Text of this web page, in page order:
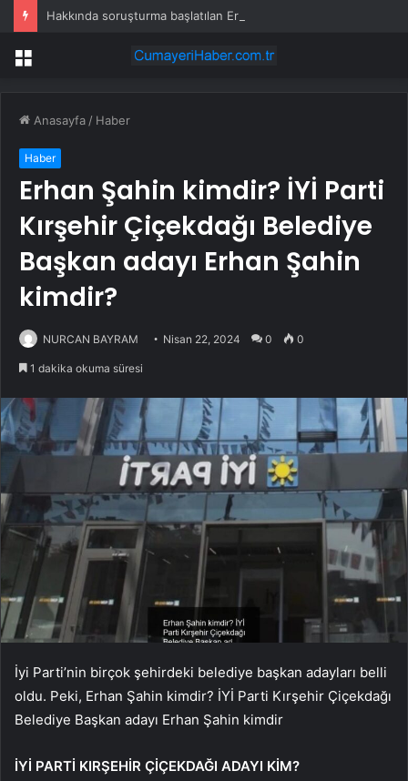
Menü
Anasayfa / Haber
Haber
Erhan Şahin kimdir? İYİ Parti
Kırşehir Çiçekdağı Belediye
Başkan adayı Erhan Şahin
kimdir?
NURCAN BAYRAM Nisan 22, 2024 0 0
1 dakika okuma süresi
İyi Parti’nin birçok şehirdeki belediye başkan adayları belli
oldu. Peki, Erhan Şahin kimdir? İYİ Parti Kırşehir Çiçekdağı
Belediye Başkan adayı Erhan Şahin kimdir
İYİ PARTİ KIRŞEHİR ÇİÇEKDAĞI ADAYI KİM?